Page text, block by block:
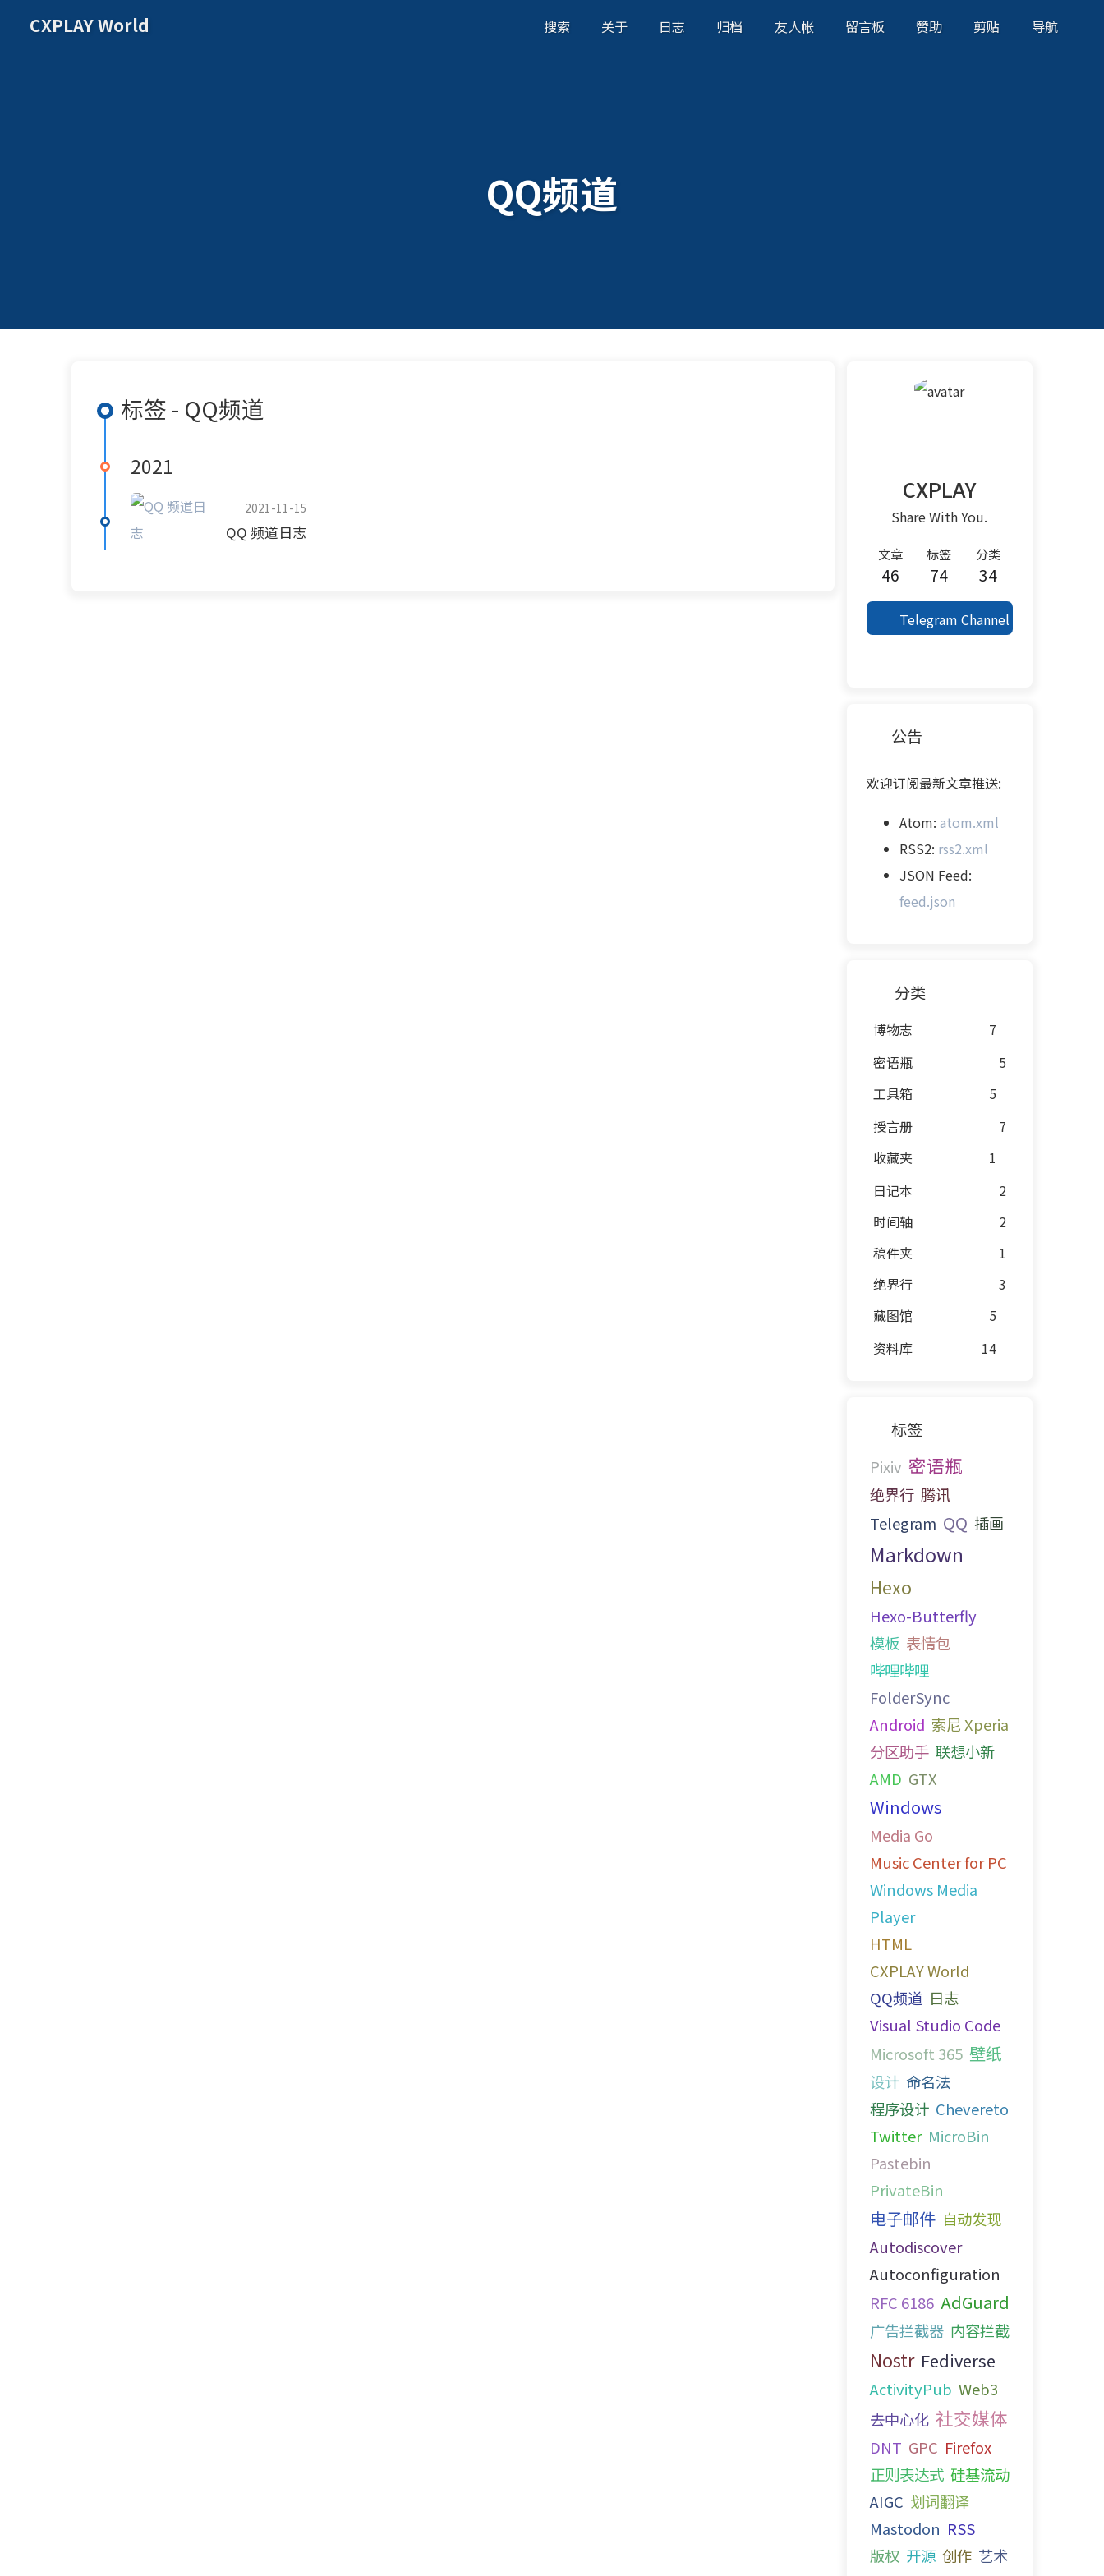
CXPLAY World 搜索 关于 日志 归档 友人帐 留言板 赞助 剪贴 导航
QQ频道
标签 - QQ频道
2021
2021-11-15
QQ 频道日志
CXPLAY
Share With You.
文章
46
标签
74
分类
34
Telegram Channel
公告
欢迎订阅最新文章推送:
Atom: atom.xml
RSS2: rss2.xml
JSON Feed:
feed.json
分类
博物志
7
密语瓶
5
工具箱
5
授言册
7
收藏夹
1
日记本
2
时间轴
2
稿件夹
1
绝界行
3
藏图馆
5
资料库
14
标签
Pixiv 密语瓶
绝界行 腾讯
Telegram QQ 插画
Markdown
Hexo
Hexo-Butterfly
模板 表情包
哔哩哔哩
FolderSync
Android 索尼 Xperia
分区助手 联想小新
AMD GTX
Windows
Media Go
Music Center for PC
Windows Media
Player
HTML
CXPLAY World
QQ频道 日志
Visual Studio Code
Microsoft 365 壁纸
设计 命名法
程序设计 Chevereto
Twitter MicroBin
Pastebin
PrivateBin
电子邮件 自动发现
Autodiscover
Autoconfiguration
RFC 6186 AdGuard
广告拦截器 内容拦截
Nostr Fediverse
ActivityPub Web3
去中心化 社交媒体
DNT GPC Firefox
正则表达式 硅基流动
AIGC 划词翻译
Mastodon RSS
版权 开源 创作 艺术